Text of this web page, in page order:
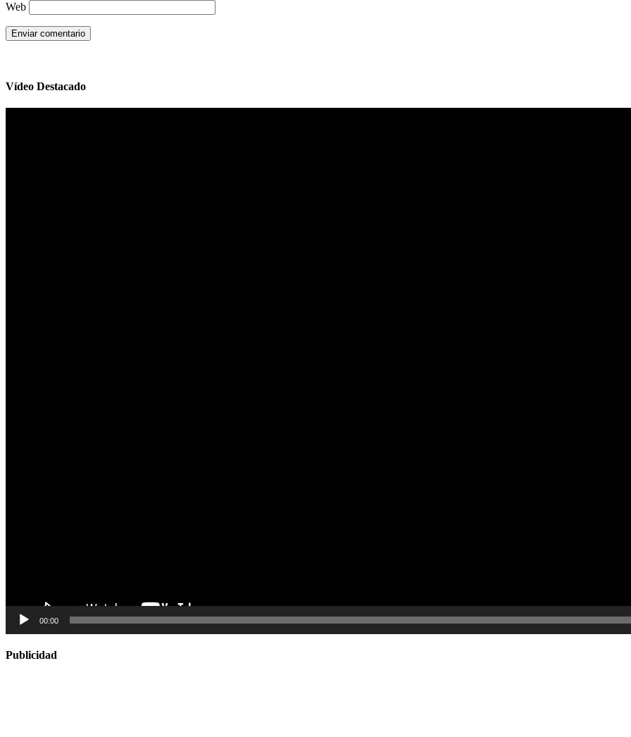
Web
Vídeo Destacado
00:00
Publicidad